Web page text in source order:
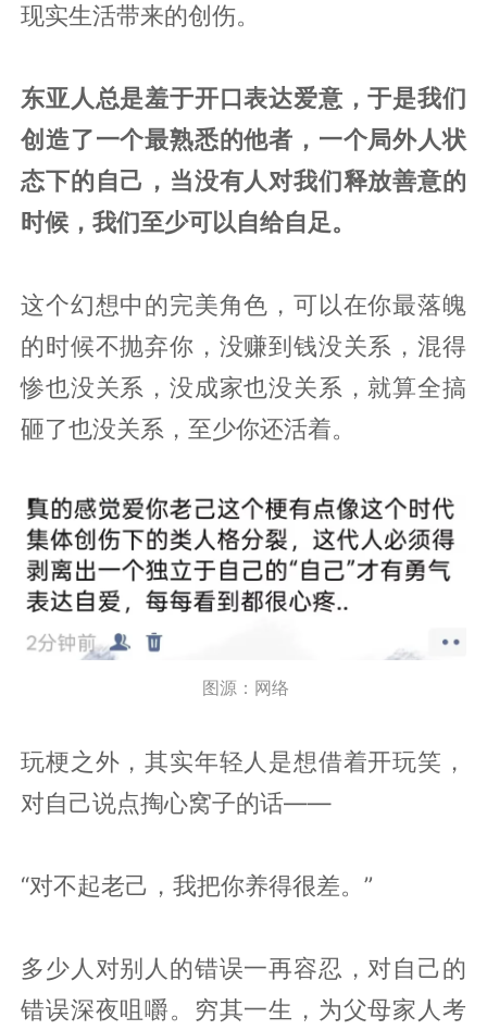
现实生活带来的创伤。
东亚人总是羞于开口表达爱意，于是我们
创造了一个最熟悉的他者，一个局外人状
态下的自己，当没有人对我们释放善意的
时候，我们至少可以自给自足。
这个幻想中的完美角色，可以在你最落魄
的时候不抛弃你，没赚到钱没关系，混得
惨也没关系，没成家也没关系，就算全搞
砸了也没关系，至少你还活着。
图源：网络
玩梗之外，其实年轻人是想借着开玩笑，
对自己说点掏心窝子的话——
“对不起老己，我把你养得很差。”
多少人对别人的错误一再容忍，对自己的
错误深夜咀嚼。穷其一生，为父母家人考